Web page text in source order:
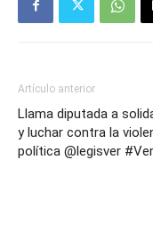
Artículo anterior
Llama diputada a
y luchar contra la
política @legisver